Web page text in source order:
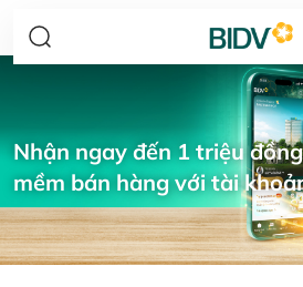
Nhận ngay đến 1 triệu
mềm bán hàng với tài